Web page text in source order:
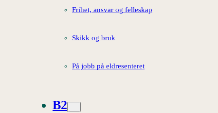
Frihet, ansvar og felleskap
Skikk og bruk
På jobb på eldresenteret
B2